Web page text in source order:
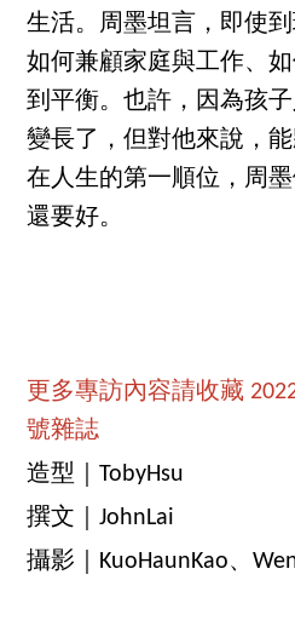
生活。周墨坦言，即使
如何兼顧家庭與工作、
到平衡。也許，因為孩
變長了，但對他來說，
在人生的第一順位，周
還要好。
更多專訪內容請收藏
號雜誌
造型｜TobyHsu
撰文｜JohnLai
攝影｜KuoHaunKao、